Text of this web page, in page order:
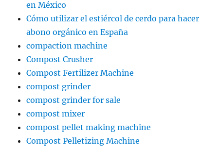
en México
Cómo utilizar el estiércol de cerdo para hacer
abono orgánico en España
compaction machine
Compost Crusher
Compost Fertilizer Machine
compost grinder
compost grinder for sale
compost mixer
compost pellet making machine
Compost Pelletizing Machine